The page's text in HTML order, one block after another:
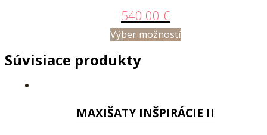
540.00 €
Výber možností
Súvisiace produkty
MAXIŠATY INŠPIRÁCIE II